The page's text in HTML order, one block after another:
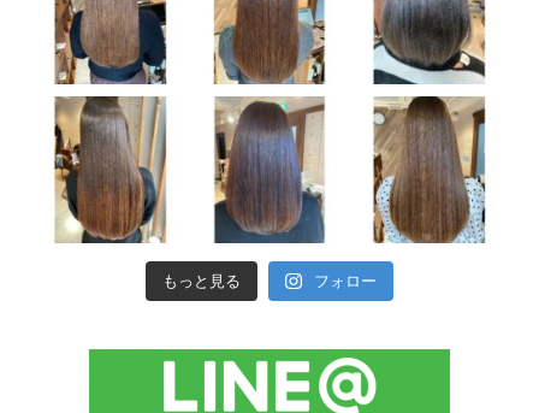
もっと見る フォロー